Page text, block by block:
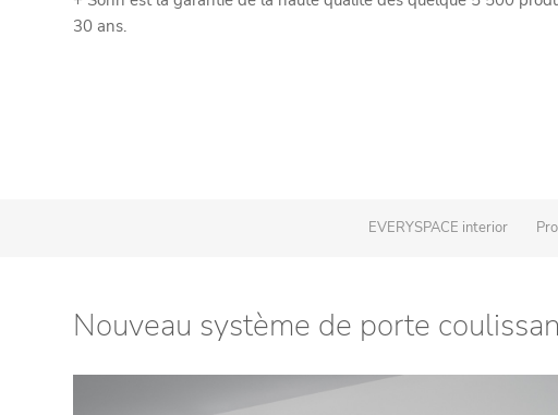
30 ans.
EVERYSPACE interior
Nouveau système de porte